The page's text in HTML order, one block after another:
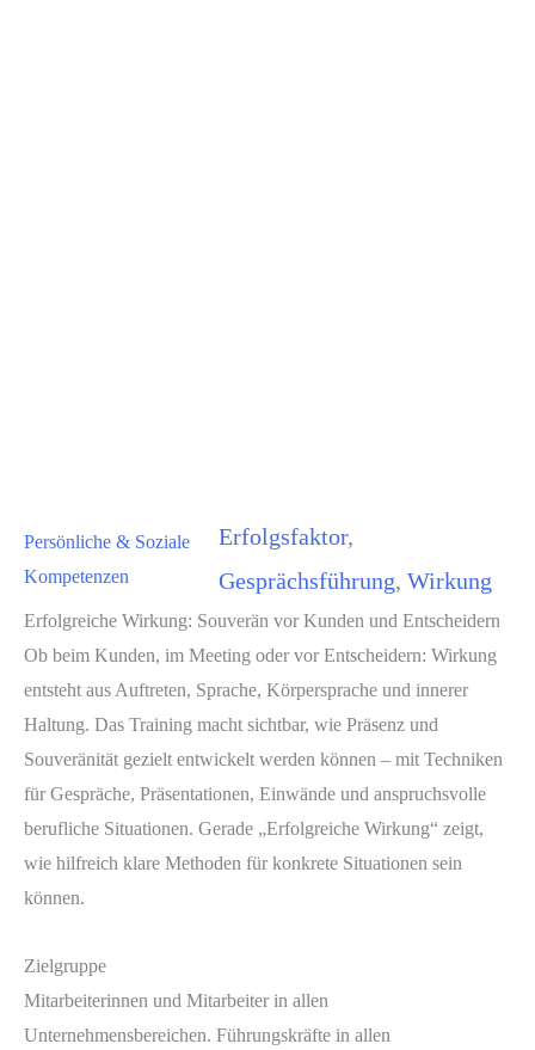
Persönliche & Soziale
Kompetenzen
Erfolgsfaktor
Gesprächsführung, Wirkung
Erfolgreiche Wirkung: Souverän vor Kunden und Entscheidern
Ob beim Kunden, im Meeting oder vor Entscheidern: Wirkung
entsteht aus Auftreten, Sprache, Körpersprache und innerer
Haltung. Das Training macht sichtbar, wie Präsenz und
Souveränität gezielt entwickelt werden können – mit Techniken
für Gespräche, Präsentationen, Einwände und anspruchsvolle
berufliche Situationen. Gerade „Erfolgreiche Wirkung“ zeigt,
wie hilfreich klare Methoden für konkrete Situationen sein
können.
Zielgruppe
Mitarbeiterinnen und Mitarbeiter in allen
Unternehmensbereichen. Führungskräfte in allen